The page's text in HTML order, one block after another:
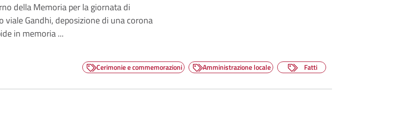
della Memoria per la giornata di
viale Gandhi, deposizione di una corona
in memoria ...
Cerimonie e commemorazioni Amministrazione locale Fatti